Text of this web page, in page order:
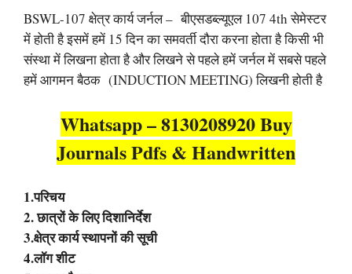
BSWL-107 क्षेत्र कार्य जर्नल – बीएसडब्ल्यूएल 107 4th सेमेस्टर
में होती है इसमें हमें 15 दिन का समवर्ती दौरा करना होता है किसी भी
संस्था में लिखना होता है और लिखने से पहले हमें जर्नल में सबसे पहले
हमें आगमन बैठक (INDUCTION MEETING) लिखनी होती है
Whatsapp – 8130208920 Buy
Journals Pdfs & Handwritten
1.परिचय
2. छात्रों के लिए दिशानिर्देश
3.क्षेत्र कार्य स्थापनों की सूची
4.लॉग शीट